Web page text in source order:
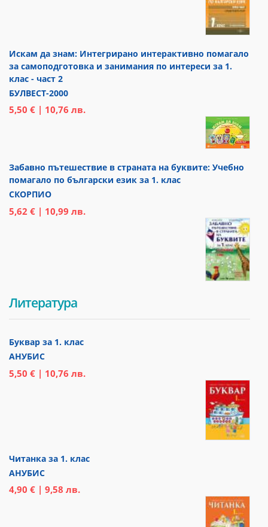
Искам да знам: Интегрирано интерактивно помагало
за самоподготовка и занимания по интереси за 1.
клас - част 2
БУЛВЕСТ-2000
5,50 € | 10,76 лв.
Забавно пътешествие в страната на буквите: Учебно
помагало по български език за 1. клас
СКОРПИО
5,62 € | 10,99 лв.
Литература
Буквар за 1. клас
АНУБИС
5,50 € | 10,76 лв.
Читанка за 1. клас
АНУБИС
4,90 € | 9,58 лв.